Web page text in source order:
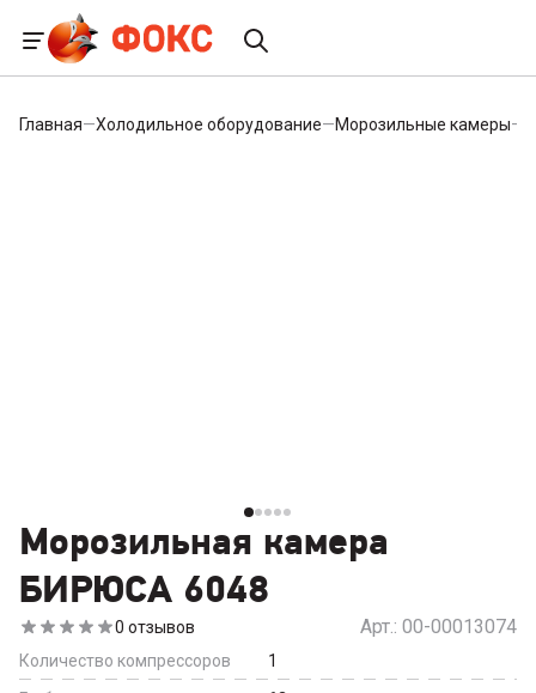
Главная—Холодильное оборудование—Морозильные камеры—
Морозильная камера
БИРЮСА 6048
0 отзывов Арт.: 00-00013074
Количество компрессоров
1